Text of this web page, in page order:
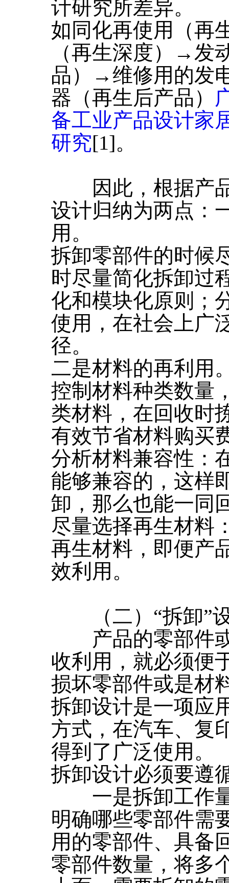
计研究所差异。
如同化再使用（再
（再生深度）→发
品）→维修用的发
器（再生后产品）
备工业产品设计家
研究[1]。
因此，根据产品
设计归纳为两点：
用。
拆卸零部件的时候
时尽量简化拆卸过
化和模块化原则；
使用，在社会上广
径。
二是材料的再利用
控制材料种类数量
类材料，在回收时
有效节省材料购买
分析材料兼容性：
能够兼容的，这样
卸，那么也能一同
尽量选择再生材料
再生材料，即便产
效利用。
（二）“拆卸”
产品的零部件或
收利用，就必须便
损坏零部件或是材
拆卸设计是一项应
方式，在汽车、复
得到了广泛使用。
拆卸设计必须要遵
一是拆卸工作
明确哪些零部件需
用的零部件、具备
零部件数量，将多